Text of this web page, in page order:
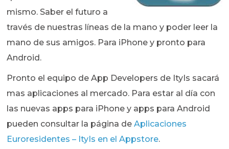
mismo. Saber el futuro a
través de nuestras líneas de la mano y poder leer la
mano de sus amigos. Para iPhone y pronto para
Android.
Pronto el equipo de App Developers de ItyIs sacará
mas aplicaciones al mercado. Para estar al día con
las nuevas apps para iPhone y apps para Android
pueden consultar la página deAplicaciones
Euroresidentes – ItyIs en el Appstore.